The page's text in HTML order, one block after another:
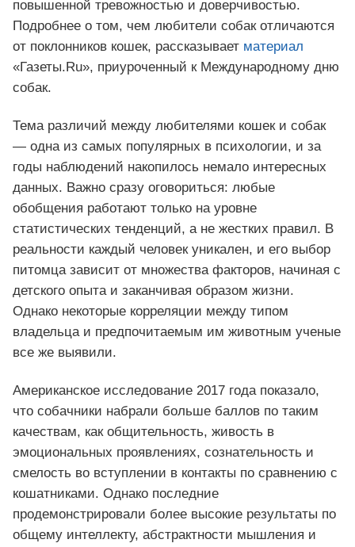
повышенной тревожностью и доверчивостью.
Подробнее о том, чем любители собак отличаются
от поклонников кошек, рассказывает материал
«Газеты.Ru», приуроченный к Международному дню
собак.
Тема различий между любителями кошек и собак
— одна из самых популярных в психологии, и за
годы наблюдений накопилось немало интересных
данных. Важно сразу оговориться: любые
обобщения работают только на уровне
статистических тенденций, а не жестких правил. В
реальности каждый человек уникален, и его выбор
питомца зависит от множества факторов, начиная с
детского опыта и заканчивая образом жизни.
Однако некоторые корреляции между типом
владельца и предпочитаемым им животным ученые
все же выявили.
Американское исследование 2017 года показало,
что собачники набрали больше баллов по таким
качествам, как общительность, живость в
эмоциональных проявлениях, сознательность и
смелость во вступлении в контакты по сравнению с
кошатниками. Однако последние
продемонстрировали более высокие результаты по
общему интеллекту, абстрактности мышления и